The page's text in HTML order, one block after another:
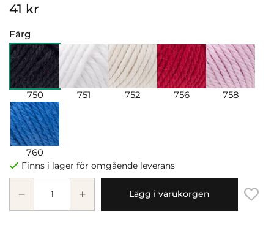
41 kr
Färg
750 751 752 756 758
760
Finns i lager för omgående leverans
Lägg i varukorgen